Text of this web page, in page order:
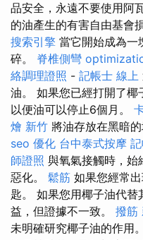
品安全，永遠不要使用阿
的油產生的有害自由基會
搜索引擎 當它開始成為一
碎。 脊椎側彎
絡調理證照 - 記帳士 線上
油。 如果您已經打開了椰
以便油可以停止6個月。
燴 新竹 將油存放在黑暗
seo 優化 台中泰式按摩
師證照 與氧氣接觸時，始
惡化。 鬆筋 如果您經常
匙。 如果您用椰子油代
益，但證據不一致。 撥筋
未明確研究椰子油的作用。